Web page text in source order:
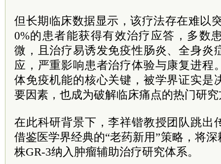
但长期临床数据显示，该疗法存在难以
0%的患者能获得有效治疗应答，多数
微，且治疗易诱发免疫性肠炎、全身炎
应，严重影响患者治疗体验与康复进程
体免疫机能的核心关键，被学界证实是
要因素，也成为破解临床痛点的热门研
在此科研背景下，李祥锴教授团队跳出
借鉴医学界经典的“老药新用”策略，将
株GR-3纳入肿瘤辅助治疗研究体系。